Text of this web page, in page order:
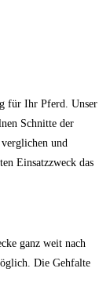
für Ihr Pferd. Unser
Schnitte der
und
Einsatzzweck das
ganz weit nach
Die Gehfalte